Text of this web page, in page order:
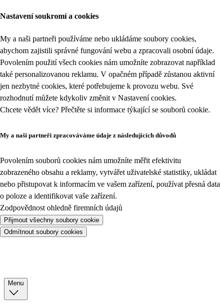
Nastavení soukromí a cookies
My a naši partneři používáme nebo ukládáme soubory cookies,
abychom zajistili správné fungování webu a zpracovali osobní údaje.
Povolením použití všech cookies nám umožníte zobrazovat například
také personalizovanou reklamu. V opačném případě zůstanou aktivní
jen nezbytné cookies, které potřebujeme k provozu webu. Své
rozhodnutí můžete kdykoliv změnit v Nastavení cookies.
Chcete vědět více? Přečtěte si informace týkající se souborů cookie.
My a naši partneři zpracováváme údaje z následujících důvodů
Povolením souborů cookies nám umožníte měřit efektivitu
zobrazeného obsahu a reklamy, vytvářet uživatelské statistiky, ukládat
nebo přistupovat k informacím ve vašem zařízení, používat přesná data
o poloze a identifikovat vaše zařízení.
Zodpovědnost ohledně firemních údajů
Přijmout všechny soubory cookie
Odmítnout soubory cookies
Menu